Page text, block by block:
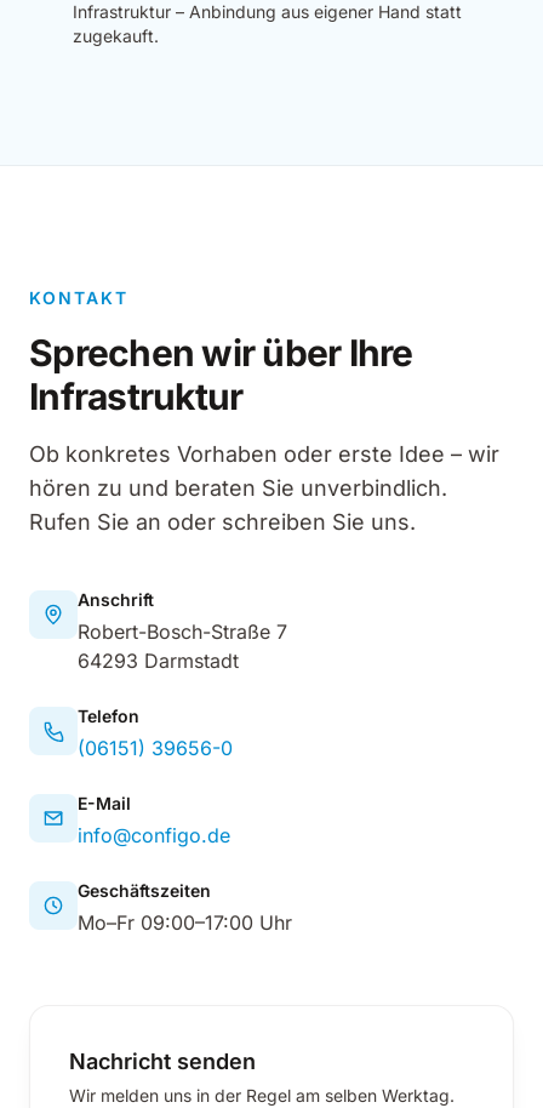
Infrastruktur – Anbindung aus eigener Hand statt
zugekauft.
KONTAKT
Sprechen wir über Ihre
Infrastruktur
Ob konkretes Vorhaben oder erste Idee – wir
hören zu und beraten Sie unverbindlich.
Rufen Sie an oder schreiben Sie uns.
Anschrift
Robert-Bosch-Straße 7
64293 Darmstadt
Telefon
(06151) 39656-0
E-Mail
info@configo.de
Geschäftszeiten
Mo–Fr 09:00–17:00 Uhr
Nachricht senden
Wir melden uns in der Regel am selben Werktag.